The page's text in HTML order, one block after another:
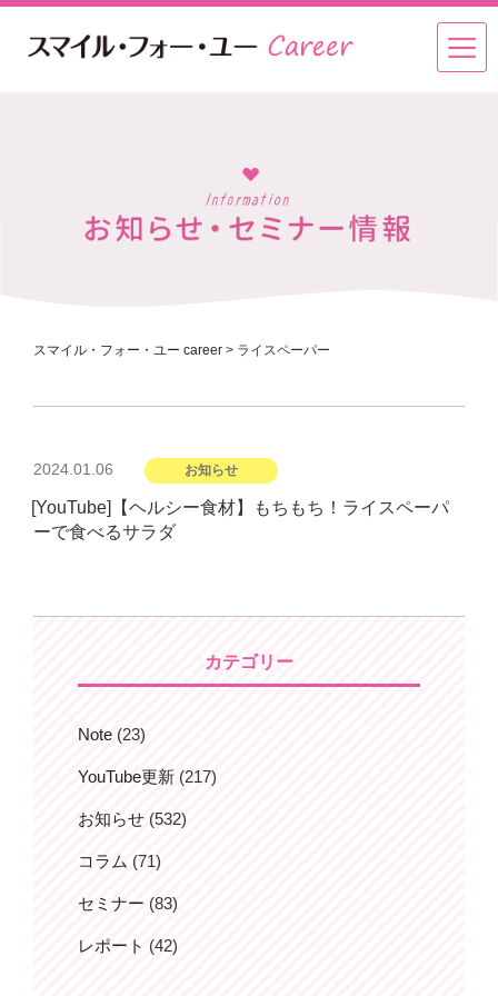
スマイル・フォー・ユー career > ライスペーパー
投
日:
2024.01.06 お知らせ
[YouTube]【ヘルシー食材】もちもち！ライスペーパ
ーで食べるサラダ
カテゴリー
Note (23)
YouTube更新 (217)
お知らせ (532)
コラム (71)
セミナー (83)
レポート (42)